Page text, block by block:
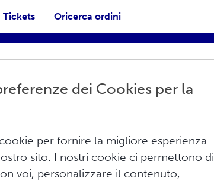
Tickets Oricerca ordini
Stampa
dei Cookies per la
per fornire la migliore esperienza
sito. I nostri cookie ci permettono di
voi, personalizzare il contenuto,